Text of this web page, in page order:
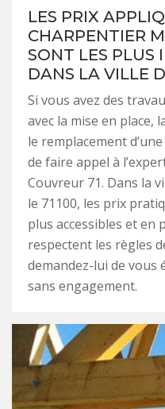
LES PRIX
CHARPENTIER
SONT LES PLUS
DANS LA VILLE
Si vous avez des
avec la mise en place,
le remplacement
de faire appel à
Couvreur 71. Dans la
le 71100, les prix
plus accessibles et en
respectent les règles
demandez-lui de vous
sans engagement.